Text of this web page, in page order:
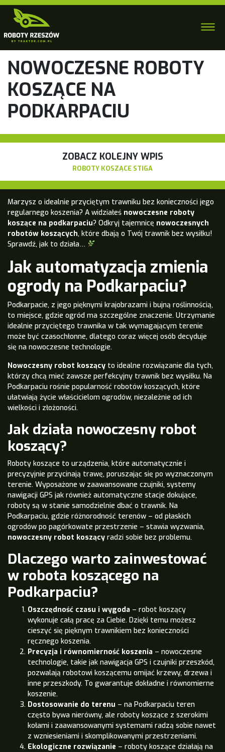
NOWOCZESNE ROBOTY
KOSZĄCE NA
PODKARPACIU
ZOBACZ KOLEJNY WPIS
ROBOTY KOSZĄCE STIGA
Marzysz o idealnie przyciętym trawniku bez konieczności jego
regularnego koszenia? A widziałeś nowoczesne roboty
koszące na podkarpaciu? Odkryj tajemnicę nowoczesnych
robotów koszących, które dbają o Twój trawnik bez wysiłku!
Sprawdź, jak to działa…
Jak automatyzacja zmienia
ogrody na Podkarpaciu?
Podkarpacie, z jego pięknymi krajobrazami i bujną roślinnością,
to miejsce, gdzie ogród ma szczególne znaczenie. Utrzymanie
idealnie przyciętego trawnika w tak wymagającym terenie
może być czasochłonne, dlatego coraz więcej osób decyduje
się na nowoczesne technologie.
Nowoczesny robot koszący to idealne rozwiązanie dla tych,
którzy chcą mieć zawsze perfekcyjny trawnik bez wysiłku. Na
Podkarpaciu rośnie popularność robotów koszących, które
ułatwiają życie właścicielom ogrodów, niezależnie od ich
wielkości i złożoności.
Jak działa nowoczesny robot
koszący?
Roboty koszące to urządzenia, które automatycznie i
precyzyjnie przycinają trawę, poruszając się po wyznaczonym
terenie. Wyposażone w zaawansowane czujniki, systemy
nawigacji GPS jak również automatyczne stacje dokujące,
roboty są w stanie samodzielnie dbać o trawnik. Na
Podkarpaciu, gdzie różnorodność terenów – od płaskich
ogrodów po pagórkowate przestrzenie – stawia wyzwania,
nowoczesny robot koszący radzi sobie bez problemu.
Dlaczego warto zainwestować
w robota koszącego na
Podkarpaciu?
Oszczędność czasu i wygoda – robot koszący
wykonuje całą pracę za Ciebie. Dzięki temu możesz
cieszyć się pięknym trawnikiem bez konieczności
ręcznego koszenia.
Precyzja i równomierność koszenia – nowoczesne
technologie, takie jak nawigacja GPS i czujniki przeszkód,
pozwalają robotowi koszącemu omijać krzewy, drzewa i
inne przeszkody. To gwarantuje dokładne i równomierne
koszenie.
Dostosowanie do terenu – na Podkarpaciu teren
często bywa nierówny, ale roboty koszące z szerokimi
kołami i zaawansowanymi systemami radzą sobie nawet
z wzniesieniami i skomplikowanymi przestrzeniami.
Ekologiczne rozwiązanie – roboty koszące działają na